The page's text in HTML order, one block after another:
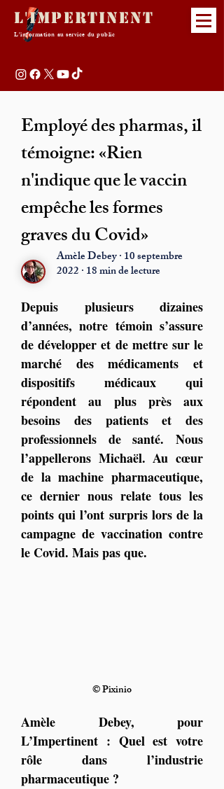
L'Impertinent
L'information au service du public
Employé des pharmas, il
témoigne: «Rien
n'indique que le vaccin
empêche les formes
graves du Covid»
Amèle Debey · 10 septembre
2022 · 18 min de lecture
Depuis plusieurs dizaines
d’années, notre témoin s’assure
de développer et de mettre sur le
marché des médicaments et
dispositifs médicaux qui
répondent au plus près aux
besoins des patients et des
professionnels de santé. Nous
l’appellerons Michaël. Au cœur
de la machine pharmaceutique,
ce dernier nous relate tous les
points qui l’ont surpris lors de la
campagne de vaccination contre
le Covid. Mais pas que.
© Pixinio
Amèle Debey, pour
L’Impertinent : Quel est votre
rôle dans l’industrie
pharmaceutique ?